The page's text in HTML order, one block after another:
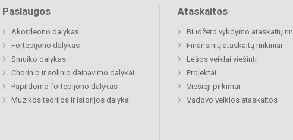
Paslaugos
Akordeono dalykas
Fortepijono dalykas
Smuiko dalykas
Chorinio ir solinio dainavimo dalykai
Papildomo fortepijono dalykas
Muzikos teorijos ir istorijos dalykai
Ataskaitos
Biudžeto vykdymo ataskaitų
Finansinių ataskaitų rinkiniai
Lėšos veiklai viešinti
Projektai
Viešieji pirkimai
Vadovo veiklos ataskaitos